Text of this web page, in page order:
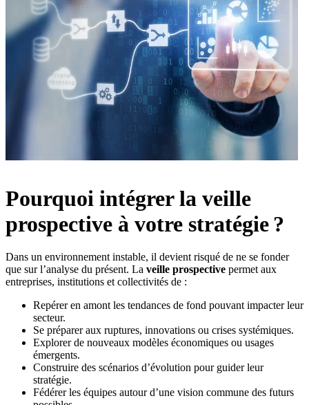
Pourquoi intégrer la veille
prospective à votre stratégie ?
Dans un environnement instable, il devient risqué de ne se fonder
que sur l’analyse du présent. La veille prospective permet aux
entreprises, institutions et collectivités de :
Repérer en amont les tendances de fond pouvant impacter leur
secteur.
Se préparer aux ruptures, innovations ou crises systémiques.
Explorer de nouveaux modèles économiques ou usages
émergents.
Construire des scénarios d’évolution pour guider leur
stratégie.
Fédérer les équipes autour d’une vision commune des futurs